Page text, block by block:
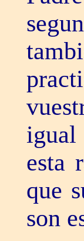
igual
esta
que
son